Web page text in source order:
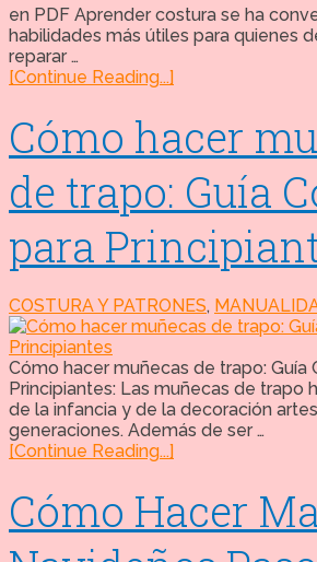
en PDF Aprender costura se ha
habilidades más útiles para quienes
reparar …
[Continue Reading...]
Cómo hacer
de trapo: Guía
para
COSTURA Y PATRONES,
Cómo hacer muñecas de trapo: Guía
Principiantes: Las muñecas de trapo
de la infancia y de la decoración
generaciones. Además de ser …
[Continue Reading...]
Cómo Hacer